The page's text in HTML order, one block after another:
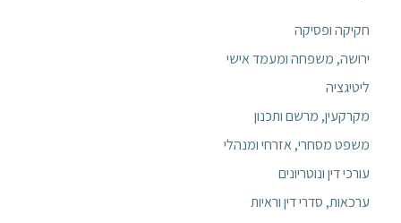
חקיקה ופסיקה
ירושה, משפחה ומעמד אישי
ליטיגציה
מקרקעין, מרשם ותכנון
משפט מסחרי, אזרחי ומנהלי
עורכי דין ונוטריונים
ערכאות, סדרי דין וראיות